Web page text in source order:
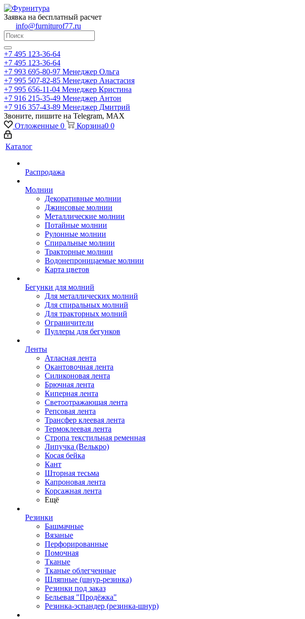
Заявка на бесплатный расчет
info@furniturof77.ru
+7 495 123-36-64
+7 495 123-36-64
+7 993 695-80-97 Менеджер Ольга
+7 995 507-82-85 Менеджер Анастасия
+7 995 656-11-04 Менеджер Кристина
+7 916 215-35-49 Менеджер Антон
+7 916 357-43-89 Менеджер Дмитрий
Звоните, пишите на Telegram, MAX
Отложенные 0 Корзина0 0
Каталог
Распродажа
Молнии
Декоративные молнии
Джинсовые молнии
Металлические молнии
Потайные молнии
Рулонные молнии
Спиральные молнии
Тракторные молнии
Водонепроницаемые молнии
Карта цветов
Бегунки для молний
Для металлических молний
Для спиральных молний
Для тракторных молний
Ограничители
Пуллеры для бегунков
Ленты
Атласная лента
Окантовочная лента
Силиконовая лента
Брючная лента
Киперная лента
Светоотражающая лента
Репсовая лента
Трансфер клеевая лента
Термоклеевая лента
Стропа текстильная ременная
Липучка (Велькро)
Косая бейка
Кант
Шторная тесьма
Капроновая лента
Корсажная лента
Ещё
Резинки
Башмачные
Вязаные
Перфорированные
Помочная
Тканые
Тканые облегченные
Шляпные (шнур-резинка)
Резинки под заказ
Бельевая "Продёжка"
Резинка-эспандер (резинка-шнур)